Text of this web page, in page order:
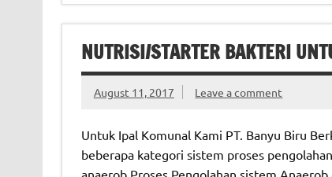
NUTRISI/STARTER BAKTERI
August 11, 2017 Leave a comment
Untuk Ipal Komunal Kami PT. Banyu Biru
beberapa kategori sistem proses